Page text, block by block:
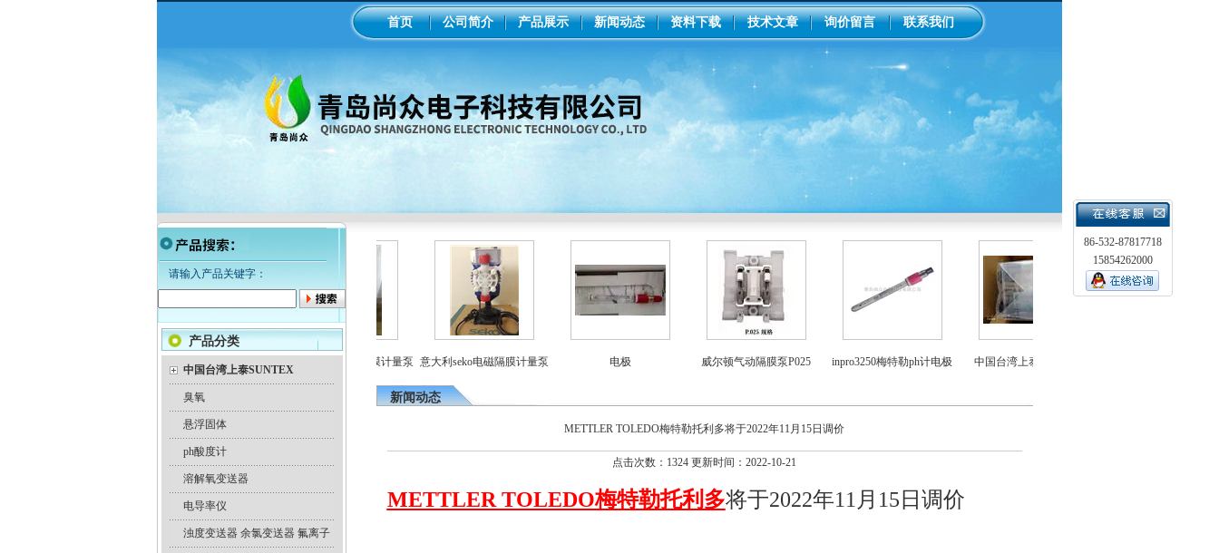
首页 公司简介 产品展示 新闻动态 资料下载 技术文章 询价留言 联系我们
请输入产品关键字：
产品分类
中国台湾上泰SUNTEX
臭氧
悬浮固体
ph酸度计
溶解氧变送器
电导率仪
浊度变送器 余氯变送器 氟离子
工业在线ph/orp计变送器 美国米顿罗机械隔膜计量泵 意大利seko电磁隔膜计量泵 电极 威尔顿气动隔膜泵P025 inpro3250梅特勒ph计电极 中国台湾上泰ph控制器
新闻动态
METTLER TOLEDO梅特勒托利多将于2022年11月15日调价
点击次数：1324 更新时间：2022-10-21
METTLER TOLEDO梅特勒托利多将于2022年11月15日调价
86-532-87817718
15854262000